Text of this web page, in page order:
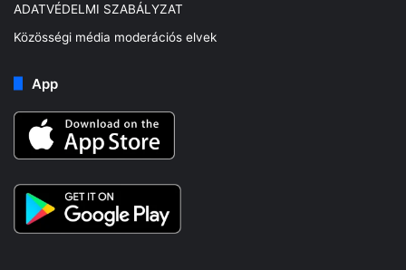
ADATVÉDELMI SZABÁLYZAT
Közösségi média moderációs elvek
App